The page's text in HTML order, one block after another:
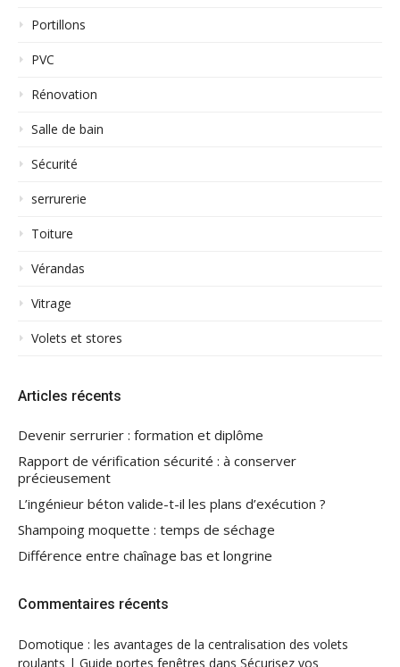
Portillons
PVC
Rénovation
Salle de bain
Sécurité
serrurerie
Toiture
Vérandas
Vitrage
Volets et stores
Articles récents
Devenir serrurier : formation et diplôme
Rapport de vérification sécurité : à conserver
précieusement
L’ingénieur béton valide-t-il les plans d’exécution ?
Shampoing moquette : temps de séchage
Différence entre chaînage bas et longrine
Commentaires récents
Domotique : les avantages de la centralisation des volets
roulants | Guide portes fenêtres dans Sécurisez vos